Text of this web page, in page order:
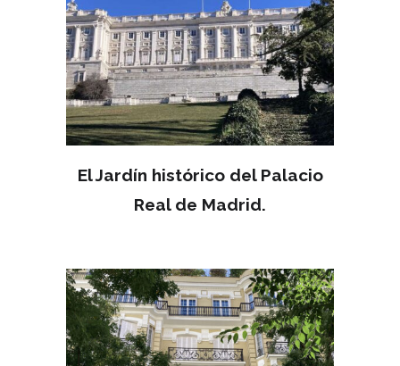
El Jardín histórico del Palacio
Real de Madrid.